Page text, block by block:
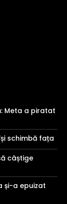
Meta a piratat
schimbă fața
câștige
și-a epuizat